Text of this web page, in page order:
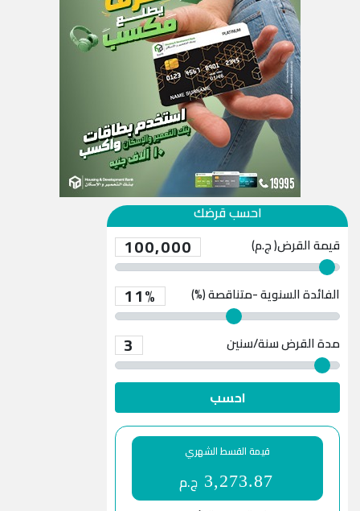
احسب قرضك
قيمة القرض( ج.م) 100,000
الفائدة السنوية -متناقصة (%) 11%
مدة القرض 3 سنة/سنين
احسب
قيمة القسط الشهري
3,273.87 ج.م